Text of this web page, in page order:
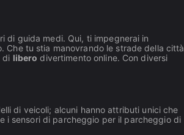
di guida medi. Qui, ti impegnerai in
Che tu stia manovrando le strade della città
di libero divertimento online. Con diversi
di veicoli; alcuni hanno attributi unici che
i sensori di parcheggio per il parcheggio di